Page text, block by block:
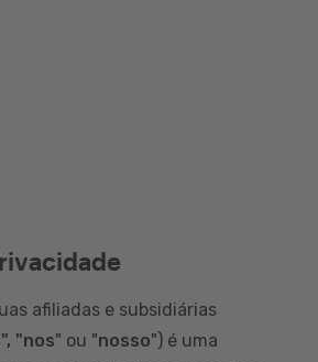
afiliadas e subsidiárias
"nos" ou "nosso") é uma